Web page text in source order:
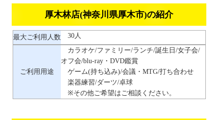
厚木林店(神奈川県厚木市)の紹介
最大ご利用人数 30人
ご利用用途
カラオケ/ファミリー/ランチ/誕生日/女子会/
オフ会/blu-ray・DVD鑑賞
ゲーム(持ち込み)/会議・MTG/打ち合わせ
楽器練習/ダーツ/卓球
※その他ご希望はご相談ください。